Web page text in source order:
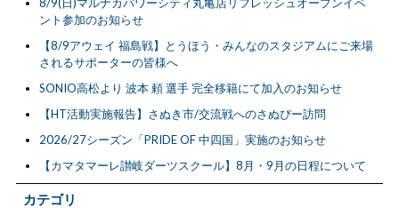
カテゴリ
ント参加のお知らせ
【8/9アウェイ 福島戦】とうほう・みんなのスタジアムにご来場
されるサポーターの皆様へ
SONIO高松より 波本 頼 選手 完全移籍にて加入のお知らせ
【HT活動実施報告】さぬき市/交流戦へのさぬぴー訪問
2026/27シーズン「PRIDE OF 中四国」実施のお知らせ
【カマタマーレ讃岐ダーツスクール】8月・9月の日程について